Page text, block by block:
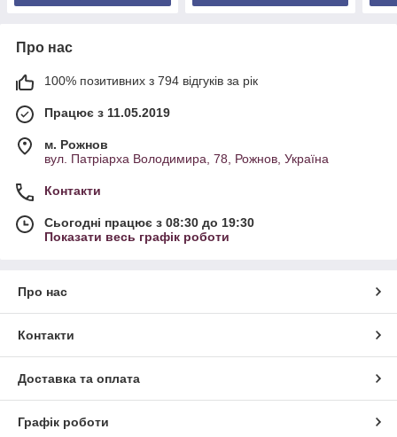
Про нас
100% позитивних з 794 відгуків за рік
Працює з 11.05.2019
м. Рожнов
вул. Патріарха Володимира, 78, Рожнов, Україна
Контакти
Сьогодні працює з 08:30 до 19:30
Показати весь графік роботи
Про нас
Контакти
Доставка та оплата
Графік роботи